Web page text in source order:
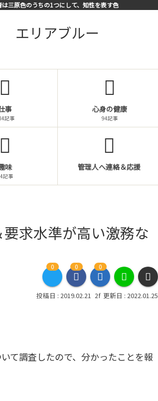
は三原色のうちの1つにして、知性を表す色
エリアブルー
事
記事
心身の健康
94記事
味
記事
管理人へ連絡＆応援
求水準が高い激務な
0 0 0
2019.02.21 2022.01.25
て調査したので、分かったことを報